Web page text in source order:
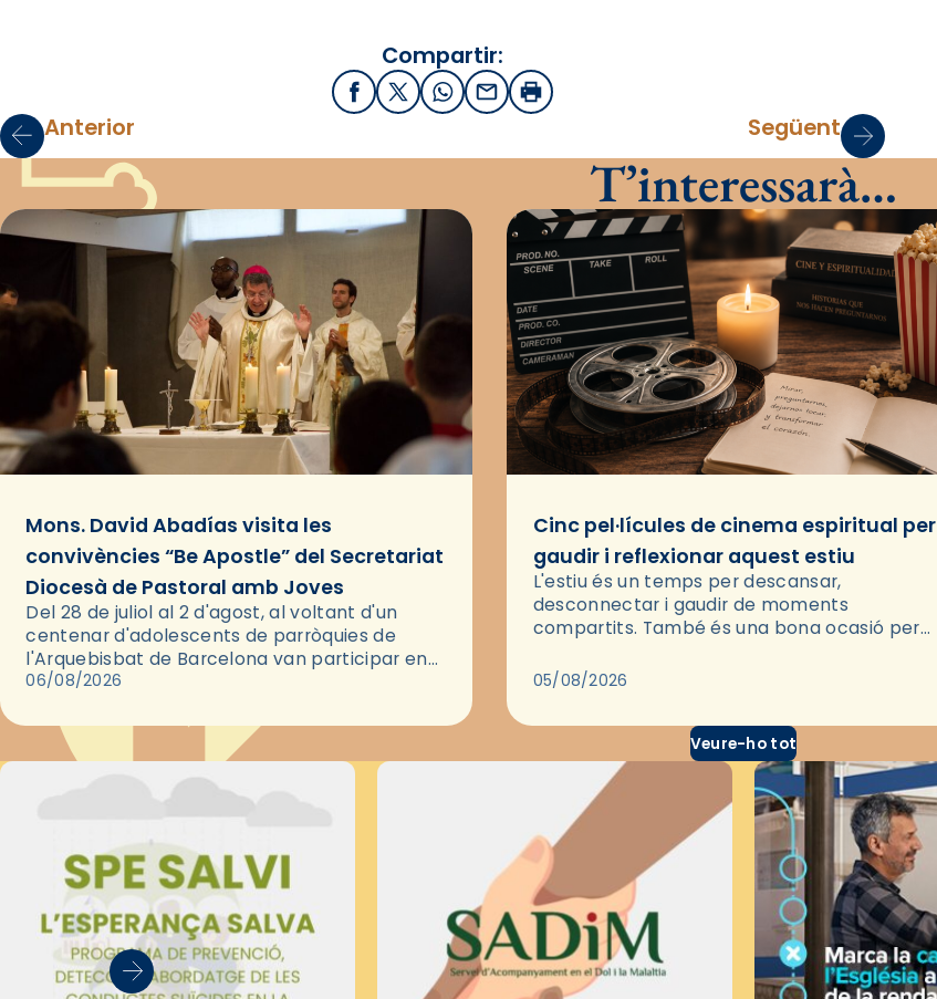
Compartir:
FacebookX / Twitter
WhatsApp
EmailImprimir
Anterior Següent
T’interessarà…
Mons. David Abadías visita les
convivències “Be Apostle” del Secretariat
Diocesà de Pastoral amb Joves
Del 28 de juliol al 2 d'agost, al voltant d'un
centenar d'adolescents de parròquies de
l'Arquebisbat de Barcelona van participar en
les convivències Be Apostle, organitzades pel
06/08/2026
Cinc pel·lícules de cinema espiritual per
gaudir i reflexionar aquest estiu
L'estiu és un temps per descansar,
desconnectar i gaudir de moments
compartits. També és una bona ocasió per
través del cinema, reflexionar sobre les…
05/08/2026
Veure-ho tot